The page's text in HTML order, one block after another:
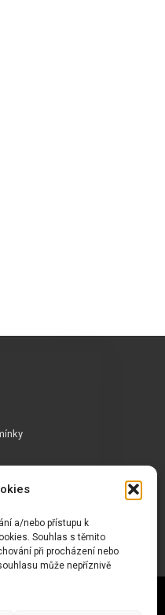
a/nebo přístupu k
Souhlas s těmito
při procházení nebo
může nepříznivě